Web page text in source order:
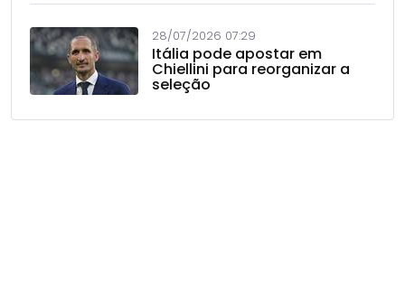
28/07/2026 07:29
Itália pode apostar em
Chiellini para reorganizar a
seleção